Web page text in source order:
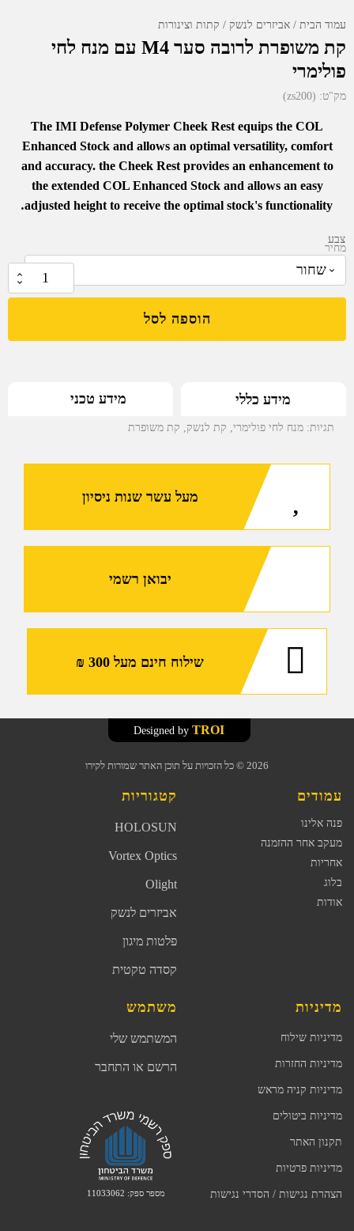
עמוד הבית אביזרים לנשק קתות וצינורות
קת משופרת לרובה סער M4 עם מנח לחי
פולימרי
מק"ט: (zs200)
The IMI Defense Polymer Cheek Rest equips the COL
Enhanced Stock and allows an optimal versatility, comfort
and accuracy. the Cheek Rest provides an enhancement to
the extended COL Enhanced Stock and allows an easy
adjusted height to receive the optimal stock's functionality
.
מחיר
249.00
צבע
של
משופרת
M4
הוספה לסל
מידע כללי מידע טכני
תגיות: מנח לחי פולימרי קת לנשק קת משופרת
מעל עשר שנות ניסיון
יבואן רשמי
שילוח חינם מעל 300 ₪
2026 © כל הזכויות על תוכן האתר שמורות לקירו
TROI
עמודים
פנה אלינו
מעקב אחר ההזמנה
אחריות
בלוג
אודות
קטגוריות
HOLOSUN
Vortex Optics
Olight
אביזרים לנשק
פלטות מיגון
קסדה טקטית
מדיניות
מדיניות שילוח
מדיניות החזרות
מדיניות קניה מראש
מדיניות ביטולים
תקנון האתר
מדיניות פרטיות
הצהרת נגישות / הסדרי נגישות
משתמש
המשתמש שלי
הרשם או התחבר
מספר ספק: 11033062